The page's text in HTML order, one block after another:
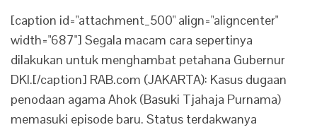
[caption id="attachment_500" align="aligncenter"
width="687"] Segala macam cara sepertinya
dilakukan untuk menghambat petahana Gubernur
DKI.[/caption] RAB.com (JAKARTA): Kasus dugaan
penodaan agama Ahok (Basuki Tjahaja Purnama)
memasuki episode baru. Status terdakwanya